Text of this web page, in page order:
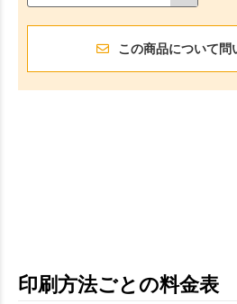
この商品について問
印刷方法ごとの料金表